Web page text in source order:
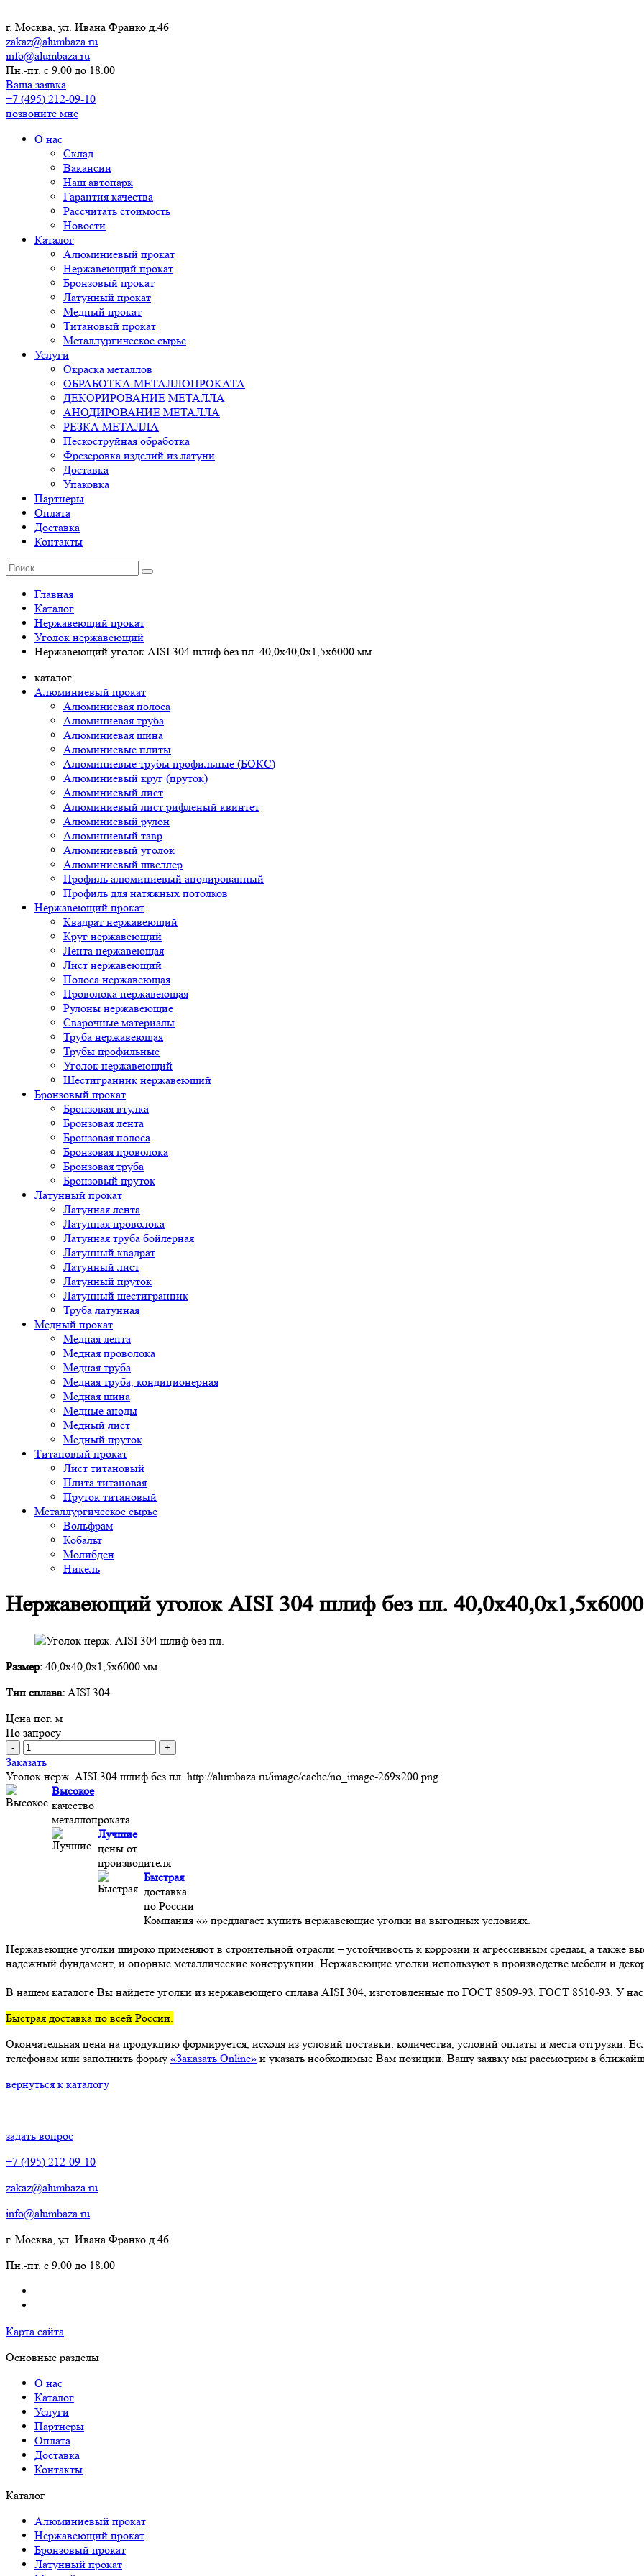
г. Москва, ул. Ивана Франко д.46
zakaz@alumbaza.ru
info@alumbaza.ru
Пн.-пт. с 9.00 до 18.00
Ваша заявка
+7 (495) 212-09-10
позвоните мне
О нас
Склад
Вакансии
Наш автопарк
Гарантия качества
Рассчитать стоимость
Новости
Каталог
Алюминиевый прокат
Нержавеющий прокат
Бронзовый прокат
Латунный прокат
Медный прокат
Титановый прокат
Металлургическое сырье
Услуги
Окраска металлов
ОБРАБОТКА МЕТАЛЛОПРОКАТА
ДЕКОРИРОВАНИЕ МЕТАЛЛА
АНОДИРОВАНИЕ МЕТАЛЛА
РЕЗКА МЕТАЛЛА
Пескоструйная обработка
Фрезеровка изделий из латуни
Доставка
Упаковка
Партнеры
Оплата
Доставка
Контакты
Главная
Каталог
Нержавеющий прокат
Уголок нержавеющий
Нержавеющий уголок AISI 304 шлиф без пл. 40,0х40,0х1,5х6000 мм
каталог
Алюминиевый прокат
Алюминиевая полоса
Алюминиевая труба
Алюминиевая шина
Алюминиевые плиты
Алюминиевые трубы профильные (БОКС)
Алюминиевый круг (пруток)
Алюминиевый лист
Алюминиевый лист рифленый квинтет
Алюминиевый рулон
Алюминиевый тавр
Алюминиевый уголок
Алюминиевый швеллер
Профиль алюминиевый анодированный
Профиль для натяжных потолков
Нержавеющий прокат
Квадрат нержавеющий
Круг нержавеющий
Лента нержавеющая
Лист нержавеющий
Полоса нержавеющая
Проволока нержавеющая
Рулоны нержавеющие
Сварочные материалы
Труба нержавеющая
Трубы профильные
Уголок нержавеющий
Шестигранник нержавеющий
Бронзовый прокат
Бронзовая втулка
Бронзовая лента
Бронзовая полоса
Бронзовая проволока
Бронзовая труба
Бронзовый пруток
Латунный прокат
Латунная лента
Латунная проволока
Латунная труба бойлерная
Латунный квадрат
Латунный лист
Латунный пруток
Латунный шестигранник
Труба латунная
Медный прокат
Медная лента
Медная проволока
Медная труба
Медная труба, кондиционерная
Медная шина
Медные аноды
Медный лист
Медный пруток
Титановый прокат
Лист титановый
Плита титановая
Пруток титановый
Металлургическое сырье
Вольфрам
Кобальт
Молибден
Никель
Нержавеющий уголок AISI 304 шлиф без пл.
Размер: 40,0х40,0х1,5х6000 мм.
Тип сплава: AISI 304
Цена пог. м
По запросу
- +
Заказать
Уголок нерж. AISI 304 шлиф без пл. http://alumbaza.ru/image/cache/no_image-269x200.png
Высокое
качество
металлопроката
Лучшие
цены от
производителя
Быстрая
доставка
по России
Компания «» предлагает купить нержавеющие уголки на выгодных условиях.
Нержавеющие уголки широко применяют в строительной отрасли – устойчивость к коррозии и агрессивным средам, а также
надежный фундамент, и опорные металлические конструкции. Нержавеющие уголки используют в производстве мебели и
В нашем каталоге Вы найдете уголки из нержавеющего сплава AISI 304, изготовленные по ГОСТ 8509-93, ГОСТ 8510-93. У
Быстрая доставка по всей России.
Окончательная цена на продукцию формируется, исходя из условий поставки: количества, условий оплаты и места
телефонам или заполнить форму «Заказать Online» и указать необходимые Вам позиции. Вашу заявку мы рассмотрим в
вернуться к каталогу
задать вопрос
+7 (495) 212-09-10
zakaz@alumbaza.ru
info@alumbaza.ru
г. Москва, ул. Ивана Франко д.46
Пн.-пт. с 9.00 до 18.00
Карта сайта
Основные разделы
О нас
Каталог
Услуги
Партнеры
Оплата
Доставка
Контакты
Каталог
Алюминиевый прокат
Нержавеющий прокат
Бронзовый прокат
Латунный прокат